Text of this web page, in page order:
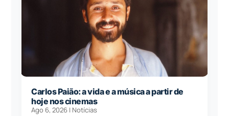
Carlos Paião: a vida e a música a partir de
hoje nos cinemas
Ago 6, 2026 | Notícias